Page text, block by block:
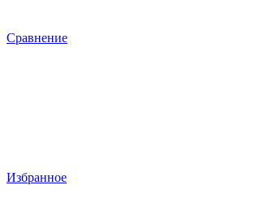
Сравнение
Избранное